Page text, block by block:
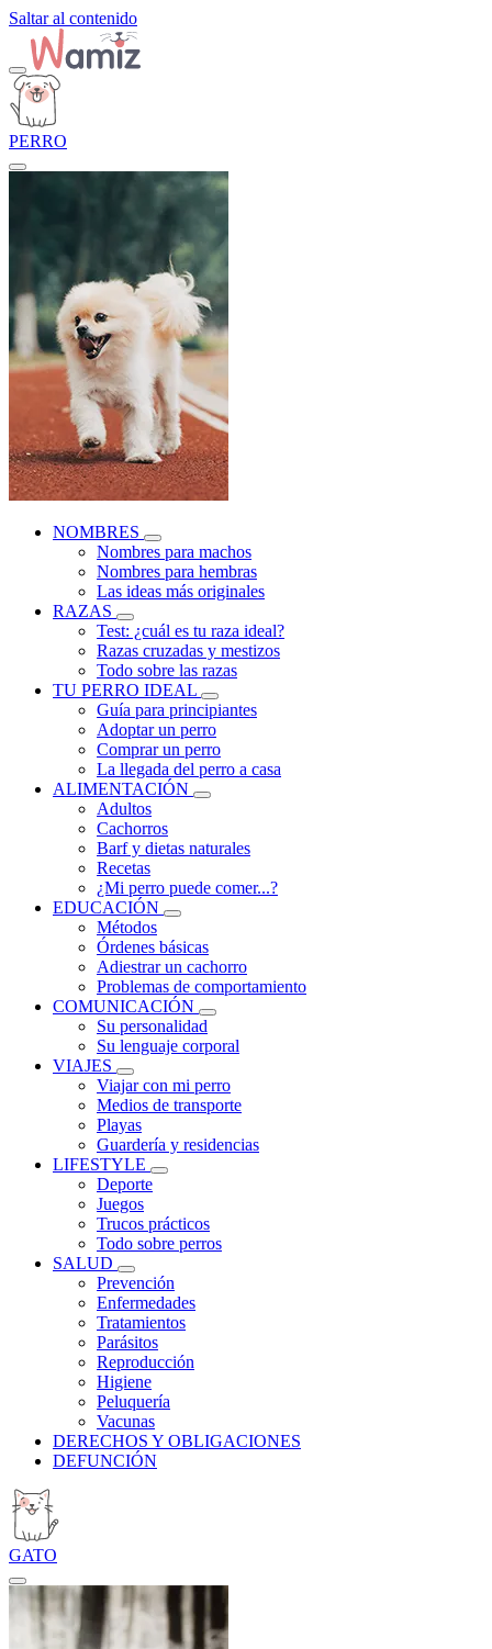
Saltar al contenido
PERRO
NOMBRES
Nombres para machos
Nombres para hembras
Las ideas más originales
RAZAS
Test: ¿cuál es tu raza ideal?
Razas cruzadas y mestizos
Todo sobre las razas
TU PERRO IDEAL
Guía para principiantes
Adoptar un perro
Comprar un perro
La llegada del perro a casa
ALIMENTACIÓN
Adultos
Cachorros
Barf y dietas naturales
Recetas
¿Mi perro puede comer...?
EDUCACIÓN
Métodos
Órdenes básicas
Adiestrar un cachorro
Problemas de comportamiento
COMUNICACIÓN
Su personalidad
Su lenguaje corporal
VIAJES
Viajar con mi perro
Medios de transporte
Playas
Guardería y residencias
LIFESTYLE
Deporte
Juegos
Trucos prácticos
Todo sobre perros
SALUD
Prevención
Enfermedades
Tratamientos
Parásitos
Reproducción
Higiene
Peluquería
Vacunas
DERECHOS Y OBLIGACIONES
DEFUNCIÓN
GATO